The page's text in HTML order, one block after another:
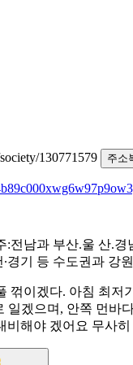
130771579
주소
:전남과 부산.울 산.
경기 등 수도권과 강
꺾이겠다. 아침 최저
일겠으며, 안쪽 먼바
비해야 겠어요 무사